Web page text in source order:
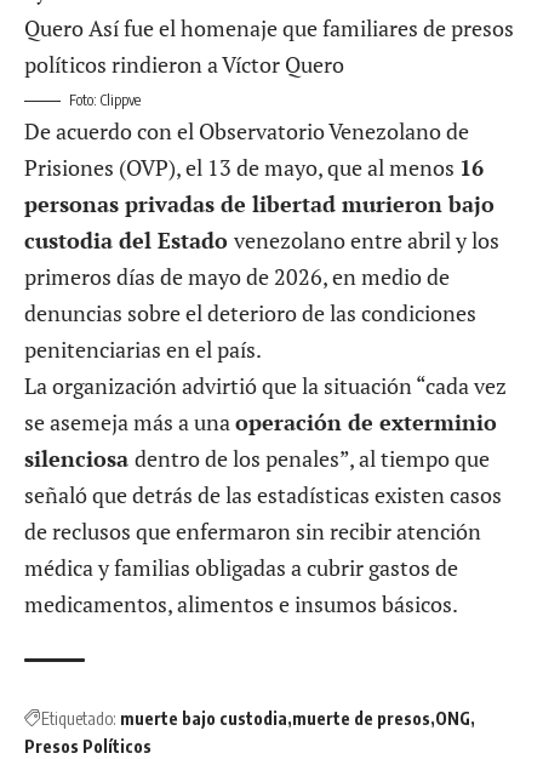
Foto: Clippve
De acuerdo con el Observatorio Venezolano de
Prisiones (OVP), el 13 de mayo, que al menos 16
personas privadas de libertad murieron bajo
custodia del Estado venezolano entre abril y los
primeros días de mayo de 2026, en medio de
denuncias sobre el deterioro de las condiciones
penitenciarias en el país.
La organización advirtió que la situación “cada vez
se asemeja más a unaoperación de exterminio
silenciosa dentro de los penales”, al tiempo que
señaló que detrás de las estadísticas existen casos
de reclusos que enfermaron sin recibir atención
médica y familias obligadas a cubrir gastos de
medicamentos, alimentos e insumos básicos.
Etiquetado: muerte bajo custodia muerte de presos ONG
Presos Políticos